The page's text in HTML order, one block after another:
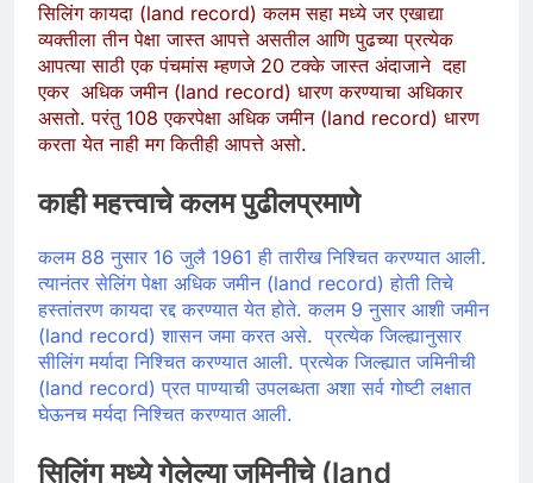
सिलिंग कायदा (land record) कलम सहा मध्ये जर एखाद्या
व्यक्तीला तीन पेक्षा जास्त आपत्ते असतील आणि पुढच्या प्रत्येक
आपत्या साठी एक पंचमांस म्हणजे 20 टक्के जास्त अंदाजाने दहा
एकर अधिक जमीन (land record) धारण करण्याचा अधिकार
असतो. परंतु 108 एकरपेक्षा अधिक जमीन (land record) धारण
करता येत नाही मग कितीही आपत्ते असो.
काही महत्त्वाचे कलम पुढीलप्रमाणे
कलम 88 नुसार 16 जुलै 1961 ही तारीख निश्चित करण्यात आली.
त्यानंतर सेलिंग पेक्षा अधिक जमीन (land record) होती तिचे
हस्तांतरण कायदा रद्द करण्यात येत होते. कलम 9 नुसार आशी जमीन
(land record) शासन जमा करत असे. प्रत्येक जिल्ह्यानुसार
सीलिंग मर्यादा निश्चित करण्यात आली. प्रत्येक जिल्ह्यात जमिनीची
(land record) प्रत पाण्याची उपलब्धता अशा सर्व गोष्टी लक्षात
घेऊनच मर्यदा निश्चित करण्यात आली.
सिलिंग मध्ये गेलेल्या जमिनीचे (land